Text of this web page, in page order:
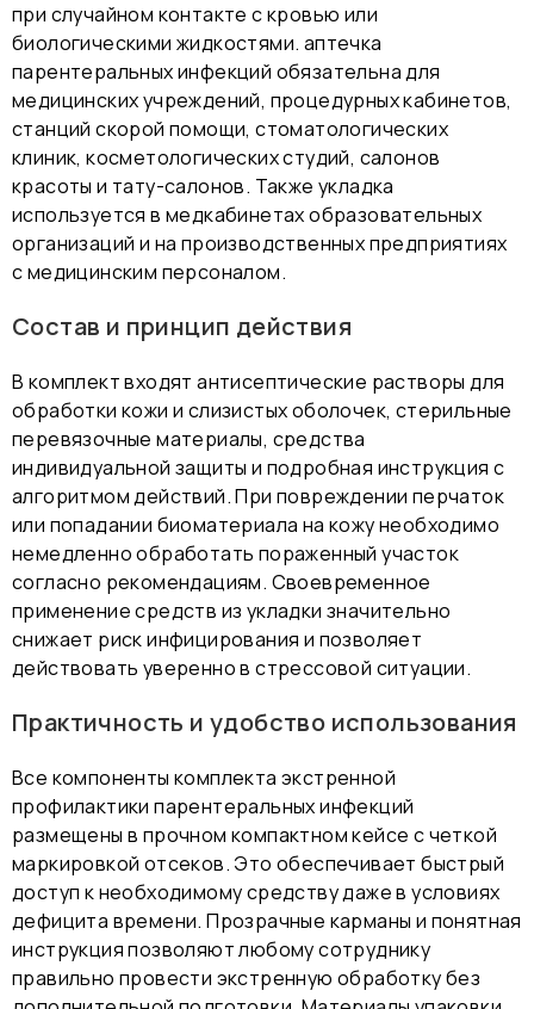
при случайном контакте с кровью или
биологическими жидкостями. аптечка
парентеральных инфекций обязательна для
медицинских учреждений, процедурных кабинетов,
станций скорой помощи, стоматологических
клиник, косметологических студий, салонов
красоты и тату-салонов. Также укладка
используется в медкабинетах образовательных
организаций и на производственных предприятиях
с медицинским персоналом.
Состав и принцип действия
В комплект входят антисептические растворы для
обработки кожи и слизистых оболочек, стерильные
перевязочные материалы, средства
индивидуальной защиты и подробная инструкция с
алгоритмом действий. При повреждении перчаток
или попадании биоматериала на кожу необходимо
немедленно обработать пораженный участок
согласно рекомендациям. Своевременное
применение средств из укладки значительно
снижает риск инфицирования и позволяет
действовать уверенно в стрессовой ситуации.
Практичность и удобство использования
Все компоненты комплекта экстренной
профилактики парентеральных инфекций
размещены в прочном компактном кейсе с четкой
маркировкой отсеков. Это обеспечивает быстрый
доступ к необходимому средству даже в условиях
дефицита времени. Прозрачные карманы и понятная
инструкция позволяют любому сотруднику
правильно провести экстренную обработку без